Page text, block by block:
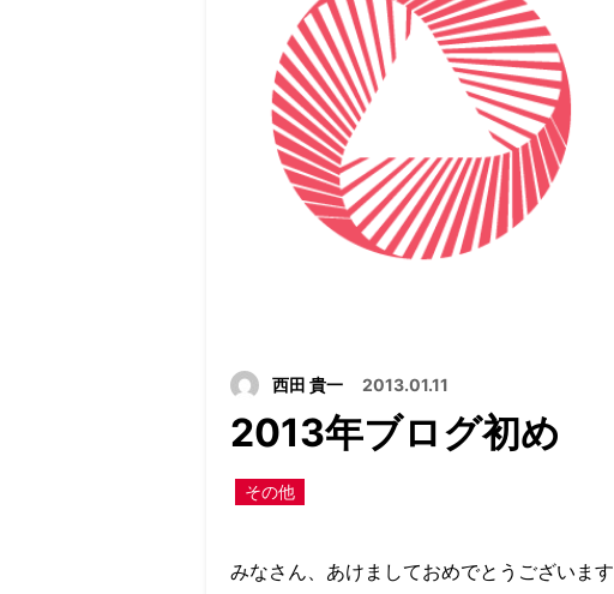
西田 貴一 2013.01.11
2013年ブログ初め
その他
みなさん、あけましておめでとうございます